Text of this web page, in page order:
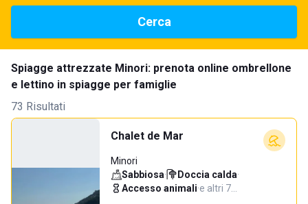
Cerca
Spiagge attrezzate Minori: prenota online ombrellone
e lettino in spiagge per famiglie
73 Risultati
Chalet de Mar
Minori
Sabbiosa· Doccia calda·
Accesso animali·e altri 7…